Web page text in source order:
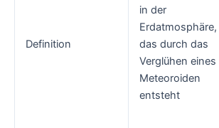
Definition
in der
Erdatmosphäre,
das durch das
Verglühen eines
Meteoroiden
entsteht